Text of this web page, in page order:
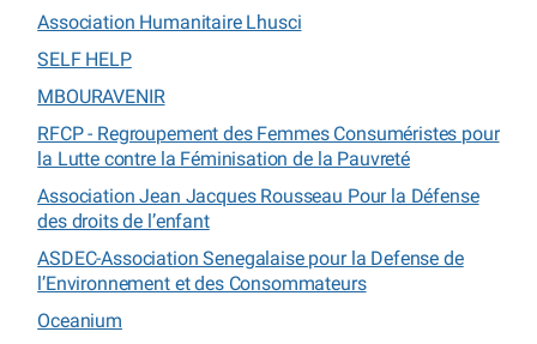
Association Humanitaire Lhusci
SELF HELP
MBOURAVENIR
RFCP - Regroupement des Femmes Consuméristes pour
la Lutte contre la Féminisation de la Pauvreté
Association Jean Jacques Rousseau Pour la Défense
des droits de l’enfant
ASDEC-Association Senegalaise pour la Defense de
l’Environnement et des Consommateurs
Oceanium